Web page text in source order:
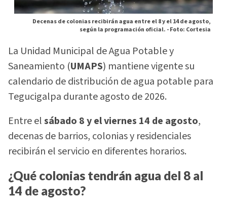
Decenas de colonias recibirán agua entre el 8 y el 14 de agosto,
según la programación oficial. -Foto: Cortesia
La Unidad Municipal de Agua Potable y
Saneamiento (UMAPS) mantiene vigente su
calendario de distribución de agua potable para
Tegucigalpa durante agosto de 2026.
Entre elsábado 8 y el viernes 14 de agosto,
decenas de barrios, colonias y residenciales
recibirán el servicio en diferentes horarios.
¿Qué colonias tendrán agua del 8 al
14 de agosto?